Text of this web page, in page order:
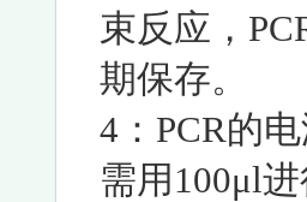
束反应，
期保存。
4：PCR的
需用100μl